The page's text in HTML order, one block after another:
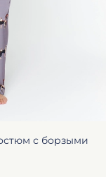
с борзыми